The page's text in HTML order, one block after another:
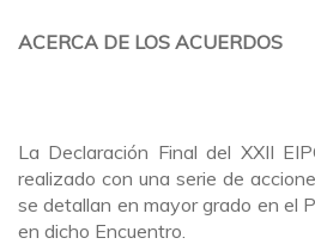
ACERCA DE LOS ACUERDOS
La Declaración Final del XXII
realizado con una serie de
se detallan en mayor grado en el
en dicho Encuentro.